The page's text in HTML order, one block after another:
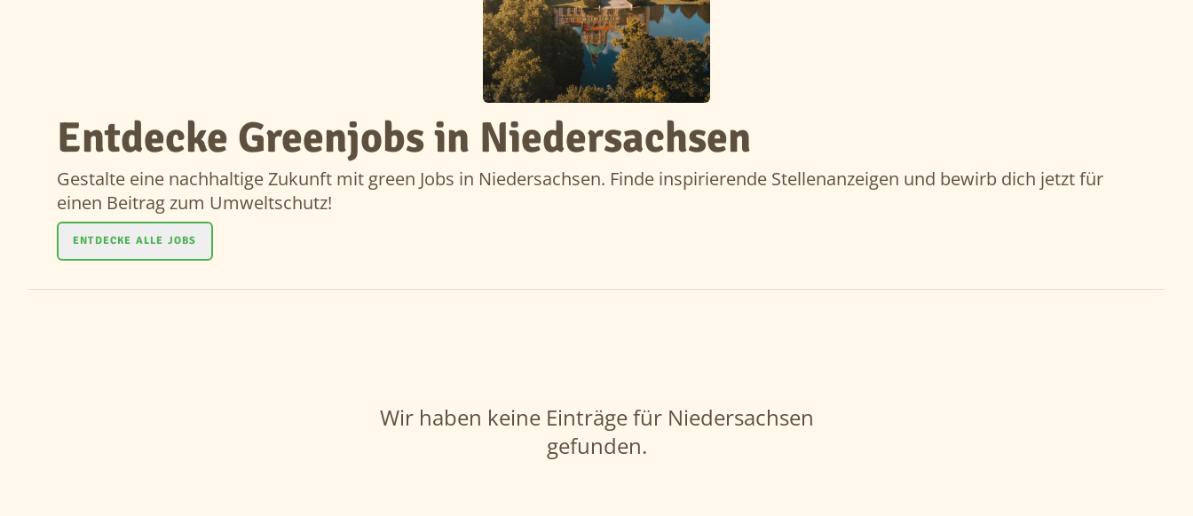
Entdecke Greenjobs in Niedersachsen
Gestalte eine nachhaltige Zukunft mit green Jobs in Niedersachsen. Finde inspirierende Stellenanzeigen und bewirb dich jetzt für
einen Beitrag zum Umweltschutz!
ENTDECKE ALLE JOBS
Wir haben keine Einträge für Niedersachsen
gefunden.